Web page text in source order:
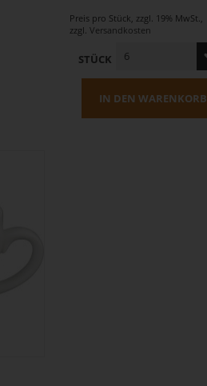
Preis pro Stück zzgl. 19% MwSt.
zzgl. Versandkosten
STÜCK
IN DEN WARENKORB